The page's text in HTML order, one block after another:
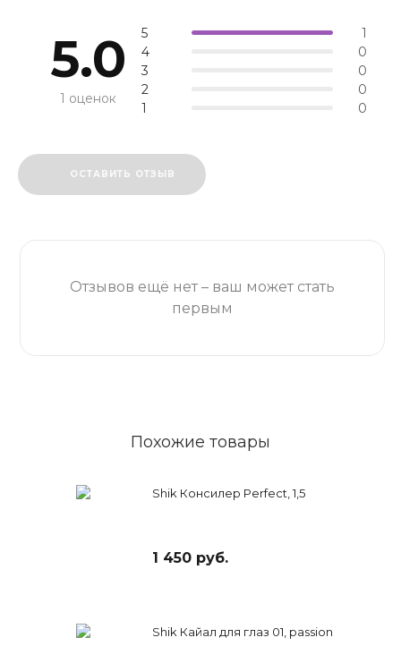
5.0
1 оценок
5
1
4
0
3
0
2
0
1
0
ОСТАВИТЬ ОТЗЫВ
Отзывов ещё нет – ваш может стать
первым
Похожие товары
Shik Консилер Perfect, 1,5
1 450 руб.
Shik Кайал для глаз 01, passion